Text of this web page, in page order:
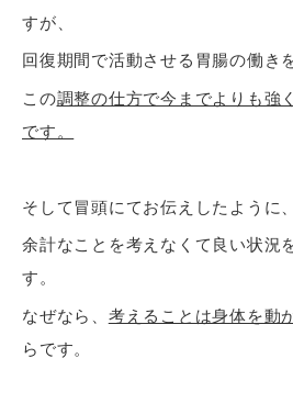
すが、
回復期間で活動させる胃腸の働き
この調整の仕方で今までよりも強
です。
そして冒頭にてお伝えしたように、
余計なことを考えなくて良い状況
す。
なぜなら、 考えることは身体を動
らです。